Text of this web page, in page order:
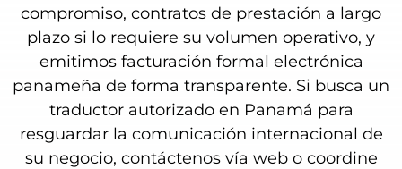
compromiso, contratos de prestación a largo
plazo si lo requiere su volumen operativo, y
emitimos facturación formal electrónica
panameña de forma transparente. Si busca un
traductor autorizado en Panamá para
resguardar la comunicación internacional de
su negocio, contáctenos vía web o coordine